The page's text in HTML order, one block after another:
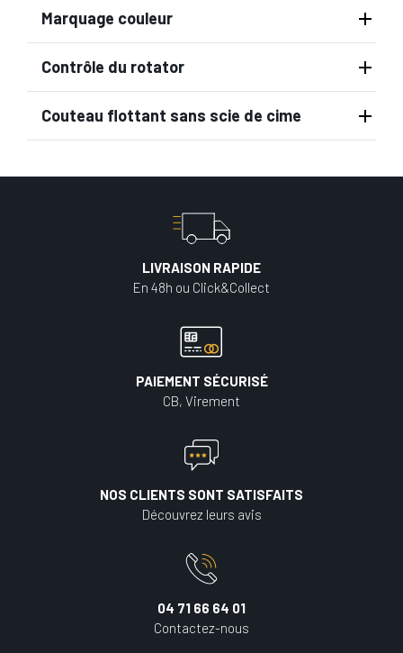
Marquage couleur
Contrôle du rotator
Couteau flottant sans scie de cime
LIVRAISON RAPIDE
En 48h ou Click&Collect
PAIEMENT SÉCURISÉ
CB, Virement
NOS CLIENTS SONT SATISFAITS
Découvrez leurs avis
04 71 66 64 01
Contactez-nous